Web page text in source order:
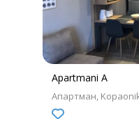
Apartmani A
Апартман